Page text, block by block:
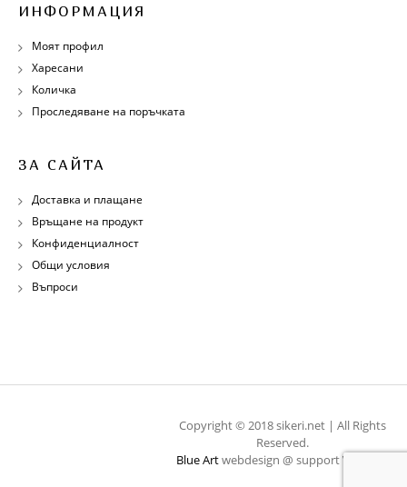
ИНФОРМАЦИЯ
Моят профил
Харесани
Количка
Проследяване на поръчката
ЗА САЙТА
Доставка и плащане
Връщане на продукт
Конфиденциалност
Общи условия
Въпроси
Copyright © 2018 sikeri.net | All Rights
Reserved.
Blue Artwebdesign @ supportWebOps